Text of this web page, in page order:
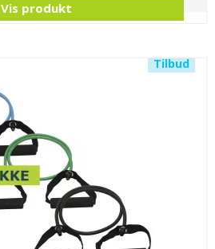
Vis produkt
Tilbud